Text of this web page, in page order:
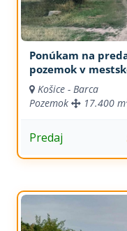
Ponúkam na
pozemok v
Košice - Barca
Pozemok
17.400
Predaj